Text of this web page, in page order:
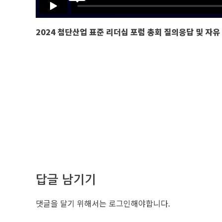
2024 첨단산업 표준 리더십 포럼 총회 질의응답 및 자
답글 남기기
댓글을 달기 위해서는 로그인해야합니다.